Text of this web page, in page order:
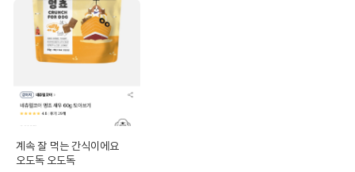
계속 잘 먹는 간식이에요
오도독 오도독